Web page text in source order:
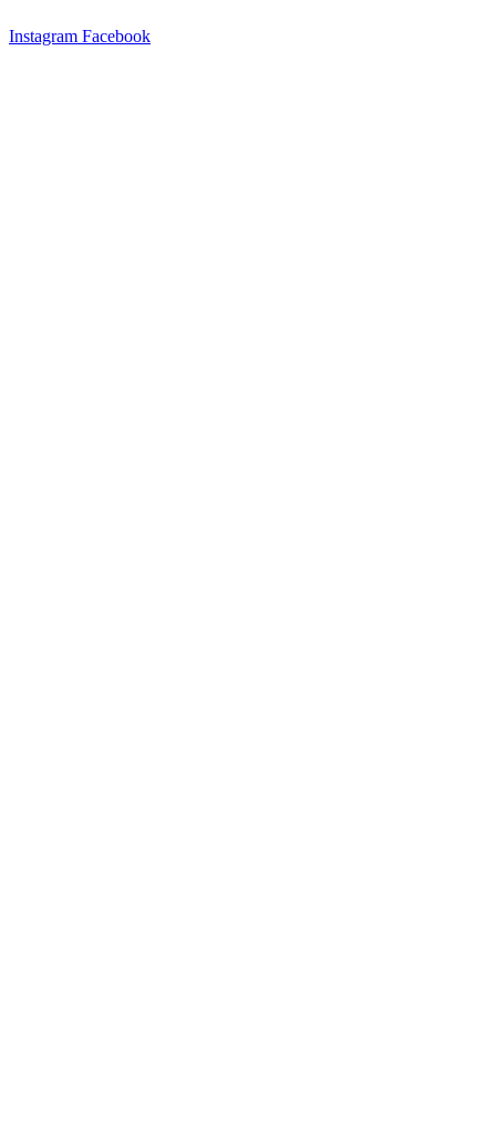
Instagram Facebook